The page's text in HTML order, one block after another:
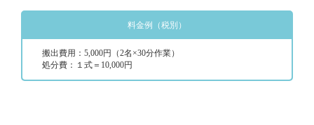
料金例（税別）
搬出費用：5,000円（2名×30分作業）
処分費：１式＝10,000円